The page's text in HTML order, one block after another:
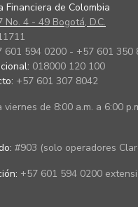
Financiera de Colombia
No. 4 - 49 Bogotá, D.C.
601 594 0200 - +57 601 350
018000 120 100
+57 601 307 8042
viernes de 8:00 a.m. a 6:00
#903 (solo operadores
+57 601 594 0200